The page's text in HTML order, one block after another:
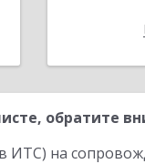
обратите
ИТС) на